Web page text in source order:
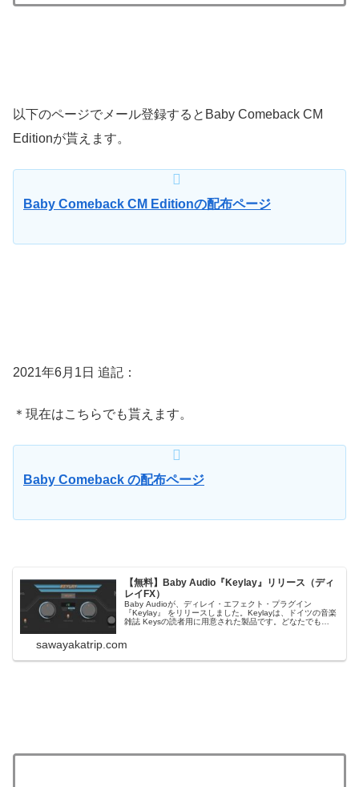
以下のページでメール登録するとBaby Comeback CM
Editionが貰えます。
Baby Comeback CM Editionの配布ページ
2021年6月1日 追記：
＊現在はこちらでも貰えます。
Baby Comeback の配布ページ
【無料】Baby Audio『Keylay』リリース（ディ
レイFX）
Baby Audioが、ディレイ・エフェクト・プラグイン
『Keylay』 をリリースしました。Keylayは、ドイツの音楽
雑誌 Keysの読者用に用意された製品です。どなたでも
sawayakatrip.com